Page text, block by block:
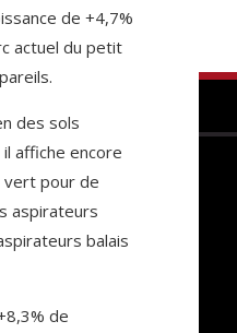
de +4,7%
actuel du petit
des sols
affiche encore
vert pour de
aspirateurs
balais
de